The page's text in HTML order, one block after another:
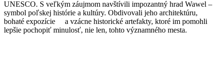
UNESCO. S veľkým záujmom navštívili impozantný hrad Wawel –
symbol poľskej histórie a kultúry. Obdivovali jeho architektúru,
bohaté expozície a vzácne historické artefakty, ktoré im pomohli
lepšie pochopiť minulosť, nie len, tohto významného mesta.